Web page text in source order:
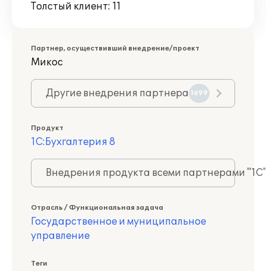
Толстый клиент: 11
Партнер, осуществивший внедрение/проект
Микос
Другие внедрения партнера 1699
Продукт
1С:Бухгалтерия 8
Внедрения продукта всеми партнерами
Отрасль / Функциональная задача
Государственное и муниципальное
управление
Теги